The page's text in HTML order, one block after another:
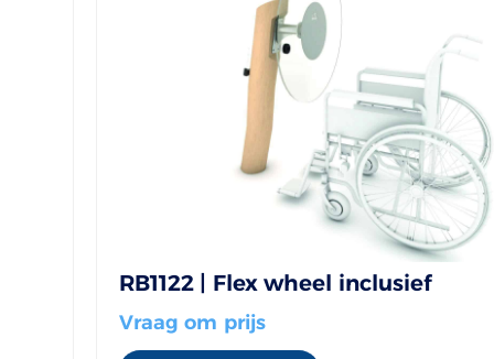
RB1122 | Flex wheel inclusief
Vraag om prijs